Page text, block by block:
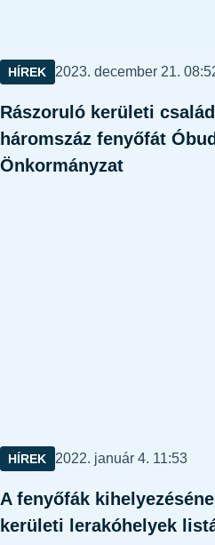
HÍREK Közzétéve:
2023. december 21.
Rászoruló kerületi
háromszáz fenyőfát
Önkormányzat
HÍREK Közzétéve:
2022. január 4. 11:53
A fenyőfák
kerületi lerakóhelyek